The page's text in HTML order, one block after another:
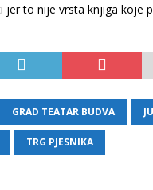
to nije vrsta knjiga koje
GRAD TEATAR BUDVA
TRG PJESNIKA